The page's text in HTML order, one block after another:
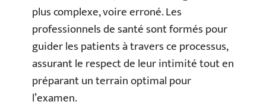
plus complexe, voire erroné. Les
professionnels de santé sont formés pour
guider les patients à travers ce processus,
assurant le respect de leur intimité tout en
préparant un terrain optimal pour
l’examen.